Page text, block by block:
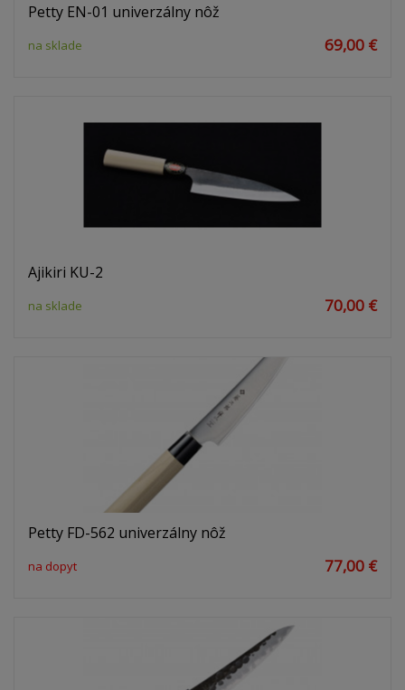
Petty EN-01 univerzálny nôž
na sklade 69,00 €
Ajikiri KU-2
na sklade 70,00 €
Petty FD-562 univerzálny nôž
na dopyt 77,00 €